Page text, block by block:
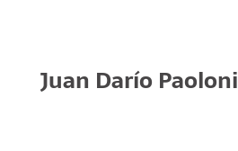
Juan Darío Paoloni